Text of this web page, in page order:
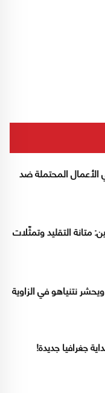
الأعمال المحتملة ضد
متانة التقليد وتمثّلات
نتنياهو في الزاوية
جغرافيا جديدة!